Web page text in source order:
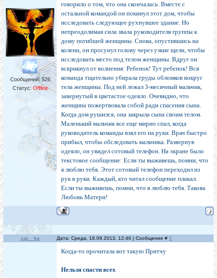
Сообщений: 526
Статус: Offline
говорило о том, что она скончалась. Вместе с
остальной командой он покинул этот дом, чтобы
исследовать следующее рухнувшее здание. Но
непреодолимая сила звала руководителя группы к
дому погибшей женщины. Снова, опустившись на
колени, он просунул голову через узкие щели, чтобы
исследовать место под телом женщины. Вдруг он
вскрикнул от волнения: Ребенок! Тут ребенок! Вся
команда тщательно убирала груды обломков вокруг
тела женщины. Под ней лежал 3-месячный мальчик,
завернутый в цветастое одеяло. Очевидно, что
женщина пожертвовала собой ради спасения сына.
Когда дом рушился, она закрыла сына своим телом.
Маленький мальчик все еще мирно спал, когда
руководитель команды взял его на руки. Врач быстро
прибыл, чтобы обследовать мальчика. Развернув
одеяло, он увидел сотовый телефон. На экране было
текстовое сообщение: Если ты выживешь, помни, что
я люблю тебя. Этот сотовый телефон переходил из
рук в руки. Каждый, кто читал сообщение плакал.
Если ты выживешь, помни, что я люблю тебя. Такова
Любовь Матери!
caj__ka Дата: Среда, 18.09.2013, 12:46 | Сообщение # 5
Когда-то прочитала вот такую Притчу
Нельзя спасти всех